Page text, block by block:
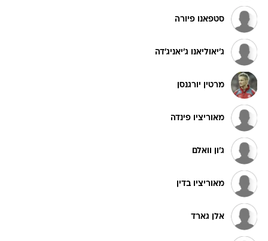
סטפאנו פיורה
ג'יאוליאנו ג'יאניג'דה
מרטין יורגנסן
מאוריציו פינדה
ג'ון וואלם
מאוריציו בדין
אלן גארד